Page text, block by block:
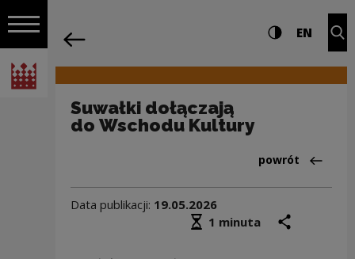
Włącz nawigację
Narodowe Centrum Kultury
Nawigacja Ustawienia i Wysoki
EN
Suwałki dołączają
do Wschodu Kultury
Powrót
powrót
Data publikacji: 19.05.2026
Średni czas czytania
1 minuta